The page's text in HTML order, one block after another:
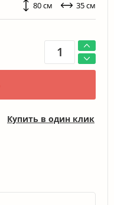
80 см 35 см
Купить в один клик